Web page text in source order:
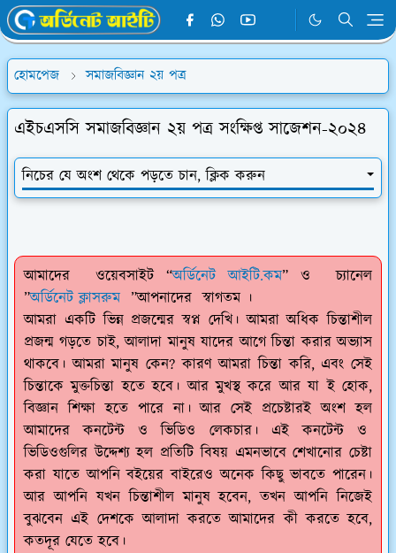
হোমপেজ সমাজবিজ্ঞান ২য় পত্র
এইচএসসি সমাজবিজ্ঞান ২য় পত্র সংক্ষিপ্ত সাজেশন-২০২৪
নিচের যে অংশ থেকে পড়তে চান, ক্লিক করুন
আমাদের ওয়েবসাইট “অর্ডিনেট আইটি.কম” ও চ্যানেল
”অর্ডিনেট ক্লাসরুম ”আপনাদের স্বাগতম ।
আমরা একটি ভিন্ন প্রজন্মের স্বপ্ন দেখি। আমরা অধিক চিন্তাশীল
প্রজন্ম গড়তে চাই, আলাদা মানুষ যাদের আগে চিন্তা করার অভ্যাস
থাকবে। আমরা মানুষ কেন? কারণ আমরা চিন্তা করি, এবং সেই
চিন্তাকে মুক্তচিন্তা হতে হবে। আর মুখস্থ করে আর যা ই হোক,
বিজ্ঞান শিক্ষা হতে পারে না। আর সেই প্রচেষ্টারই অংশ হল
আমাদের কনটেন্ট ও ভিডিও লেকচার। এই কনটেন্ট ও
ভিডিওগুলির উদ্দেশ্য হল প্রতিটি বিষয় এমনভাবে শেখানোর চেষ্টা
করা যাতে আপনি বইয়ের বাইরেও অনেক কিছু ভাবতে পারেন।
আর আপনি যখন চিন্তাশীল মানুষ হবেন, তখন আপনি নিজেই
বুঝবেন এই দেশকে আলাদা করতে আমাদের কী করতে হবে,
কতদূর যেতে হবে।